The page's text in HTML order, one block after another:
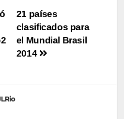
21 países
clasificados para
el Mundial Brasil
2014